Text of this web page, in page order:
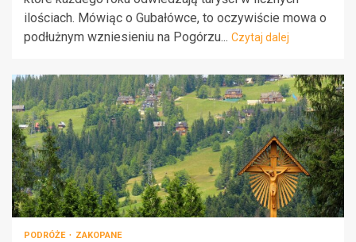
ilościach. Mówiąc o Gubałówce, to oczywiście mowa o
podłużnym wzniesieniu na Pogórzu... Czytaj dalej
PODRÓŻE ZAKOPANE